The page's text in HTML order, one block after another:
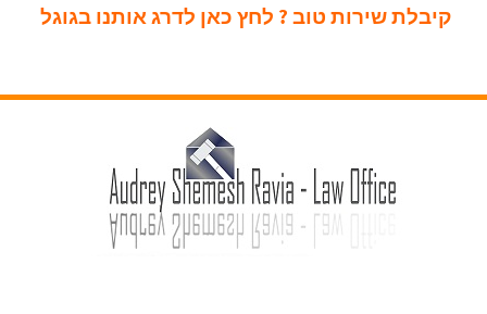
קיבלת שירות טוב ? לחץ כאן לדרג אותנו בגוגל